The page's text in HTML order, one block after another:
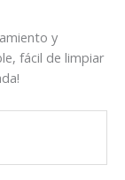
y
fácil de limpiar